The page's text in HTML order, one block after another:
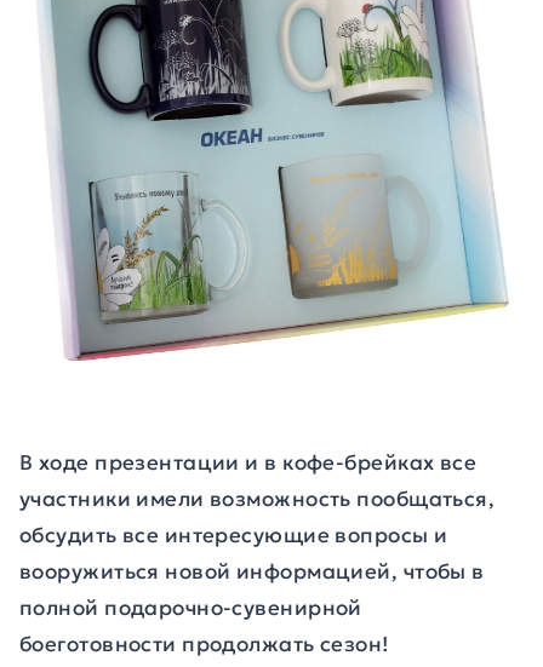
В ходе презентации и в кофе-брейках все
участники имели возможность пообщаться,
обсудить все интересующие вопросы и
вооружиться новой информацией, чтобы в
полной подарочно-сувенирной
боеготовности продолжать сезон!